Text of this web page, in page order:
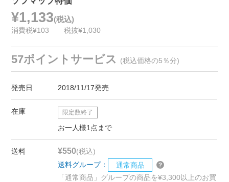
¥1,133(税込)
消費税¥103 税抜¥1,030
57ポイントサービス (税込価格の5％分)
発売日 2018/11/17発売
在庫 限定数終了
お一人様1点まで
送料 ¥550(税込)
送料グループ：
通常商品
「通常商品」グループの商品を¥3,300以上のお買